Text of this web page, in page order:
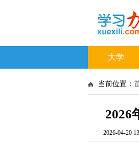
大学
当前位置：
2026
2026-04-20